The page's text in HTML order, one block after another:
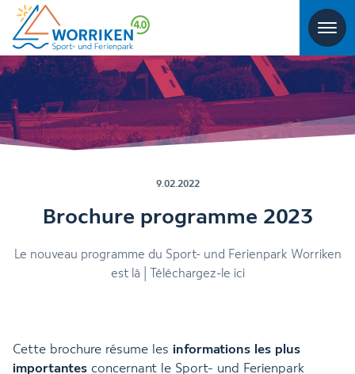
9.02.2022
Brochure programme 2023
Le nouveau programme du Sport- und Ferienpark Worriken
est là | Téléchargez-le ici
Cette brochure résume les informations les plus
importantes concernant le Sport- und Ferienpark